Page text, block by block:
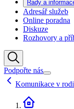
Rady a
Adresář služeb
Online poradna
Diskuze
Rozhovory a
Podpořte nás
Komunikace v